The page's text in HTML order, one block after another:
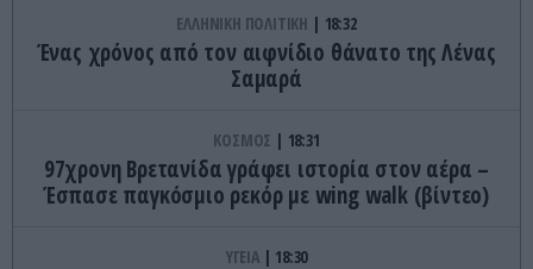
ΕΛΛΗΝΙΚΗ ΠΟΛΙΤΙΚΗ 18:32
Ένας χρόνος από τον αιφνίδιο θάνατο της Λένας
Σαμαρά
ΚΟΣΜΟΣ 18:31
97χρονη Βρετανίδα γράφει ιστορία στον αέρα –
Έσπασε παγκόσμιο ρεκόρ με wing walk (βίντεο)
ΥΓΕΙΑ 18:30